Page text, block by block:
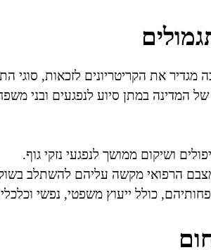
מגדיר את הקריטריונים לזכאות, סוגי
המדינה במתן סיוע לנפגעים ובני
ושיקום ממושך לנפגעי נזקי גוף.
הרפואי מקשה עליהם להשתלב
כולל ייעוץ משפטי, נפשי